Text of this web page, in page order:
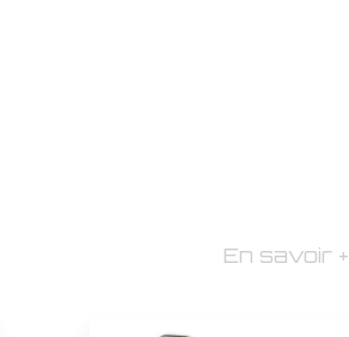
En savoir +